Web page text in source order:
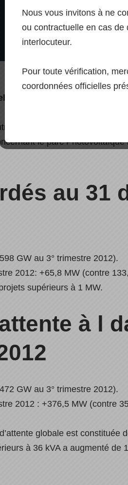
les statistiques de
mer fournies par EDF SEI,
le parc
au 31
GW au 3° trimestre 2012).
2012: +65,8 MW (contre
supérieurs à 1 MW.
à l
GW au 3° trimestre 2012).
2012 : +376,5 MW (contre
globale est constituée
à 36 kVA a augmenté de
Nous vous invitons à ne
ou contractuelle en cas de
interlocuteur.
Pour toute vérification,
coordonnées officielles